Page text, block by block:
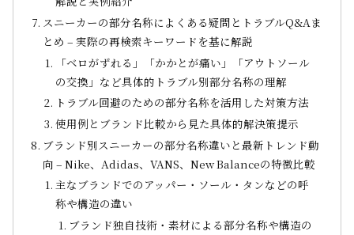
スニーカーの部分名称によくある疑問とトラブルQ&Aま
とめ – 実際の再検索キーワードを基に解説
「ベロがずれる」「かかとが痛い」「アウトソール
の交換」など具体的トラブル別部分名称の理解
トラブル回避のための部分名称を活用した対策方法
使用例とブランド比較から見た具体的解決策提示
ブランド別スニーカーの部分名称違いと最新トレンド動
向 – Nike、Adidas、VANS、New Balanceの特徴比較
主なブランドでのアッパー・ソール・タンなどの呼
称や構造の違い
ブランド独自技術・素材による部分名称や構造の